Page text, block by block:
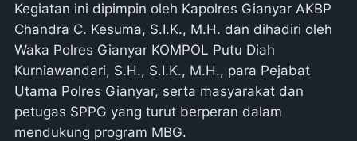
Kegiatan ini dipimpin oleh Kapolres Gianyar AKBP
Chandra C. Kesuma, S.I.K., M.H. dan dihadiri oleh
Waka Polres Gianyar KOMPOL Putu Diah
Kurniawandari, S.H., S.I.K., M.H., para Pejabat
Utama Polres Gianyar, serta masyarakat dan
petugas SPPG yang turut berperan dalam
mendukung program MBG.